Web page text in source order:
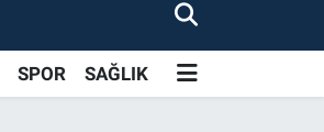
SPOR SAĞLIK